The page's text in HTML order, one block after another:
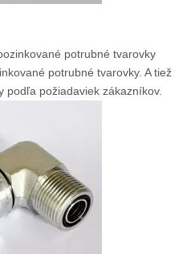
potrubné tvarovky
potrubné tvarovky. A tiež
podľa požiadaviek zákazníkov.